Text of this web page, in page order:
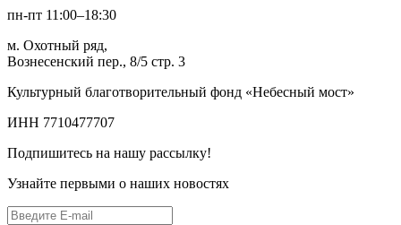
пн-пт 11:00–18:30
м. Охотный ряд,
Вознесенский пер., 8/5 стр. 3
Культурный благотворительный фонд «Небесный мост»
ИНН 7710477707
Подпишитесь на нашу рассылку!
Узнайте первыми о наших новостях